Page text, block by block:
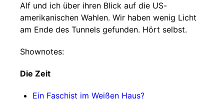
Alf und ich über ihren Blick auf die US-
amerikanischen Wahlen. Wir haben wenig Licht
am Ende des Tunnels gefunden. Hört selbst.
Shownotes:
Die Zeit
Ein Faschist im Weißen Haus?